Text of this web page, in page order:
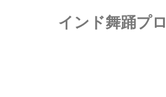
インド舞踊プ